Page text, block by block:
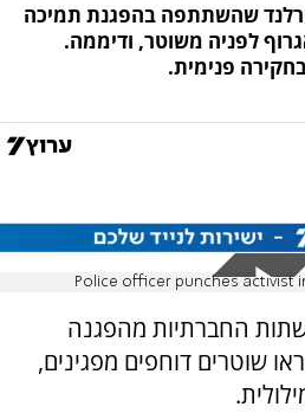
שהשתתפה בהפגנת תמיכה
לפניה משוטר, ודיממה.
פנימית.
Police officer punches activist
החברתיות מהפגנה
שוטרים דוחפים מפגינים,